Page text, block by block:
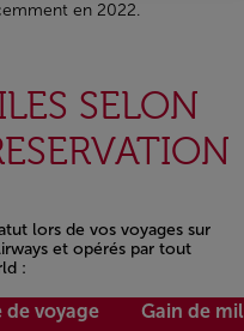
en 2022.
SELON
lors de vos voyages sur
et opérés par tout
:
de voyage Gain de